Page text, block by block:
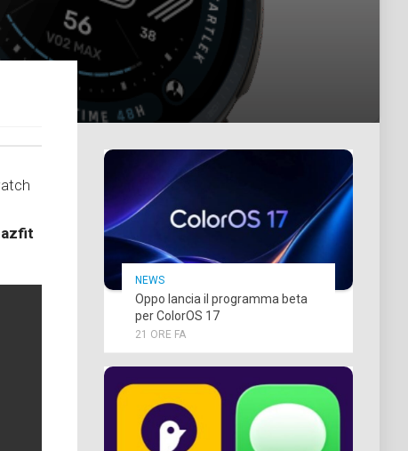
NEWS
Oppo lancia il programma beta
per ColorOS 17
21 ORE FA